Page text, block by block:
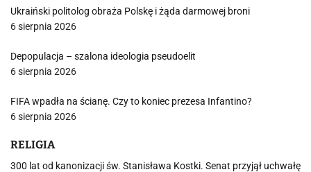
Ukraiński politolog obraża Polskę i żąda darmowej broni
6 sierpnia 2026
Depopulacja – szalona ideologia pseudoelit
6 sierpnia 2026
FIFA wpadła na ścianę. Czy to koniec prezesa Infantino?
6 sierpnia 2026
RELIGIA
300 lat od kanonizacji św. Stanisława Kostki. Senat przyjął uchwałę